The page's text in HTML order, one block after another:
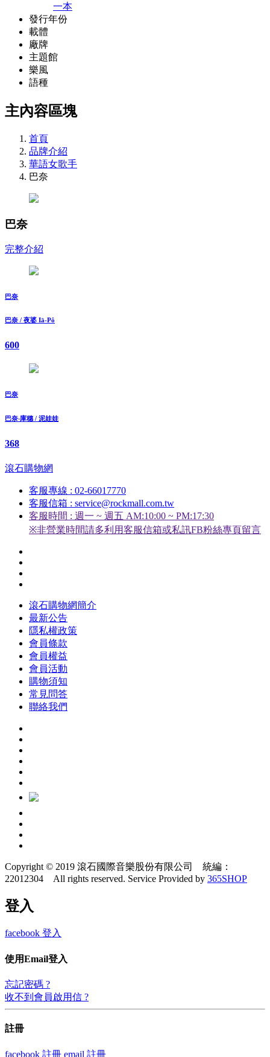
一本
發行年份
載體
廠牌
主題館
樂風
語種
主內容區塊
首頁
品牌介紹
華語女歌手
巴奈
巴奈
完整介紹
巴奈
巴奈 / 夜婆 Iā-Pô
600
巴奈
巴奈‧庫穗 / 泥娃娃
368
滾石購物網
客服專線 : 02-66017770
客服信箱 : service@rockmall.com.tw
客服時間 : 週一 ~ 週五 AM:10:00 ~ PM:17:30
※非營業時間請多利用客服信箱或私訊FB粉絲專頁留言
滾石購物網簡介
最新公告
隱私權政策
會員條款
會員權益
會員活動
購物須知
常見問答
聯絡我們
Copyright © 2019 滾石國際音樂股份有限公司 統編：
22012304 All rights reserved. Service Provided by 365SHOP
登入
facebook 登入
使用Email登入
忘記密碼 ?
收不到會員啟用信 ?
註冊
facebook 註冊 email 註冊